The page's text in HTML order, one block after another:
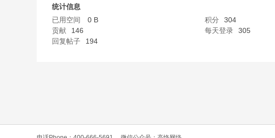
L
统计信息
已用空间
0 B 积分 304
贡献
146 每天登录 305
回复帖子
194